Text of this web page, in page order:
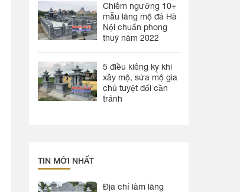
Chiêm ngưỡng 10+
mẫu lăng mộ đá Hà
Nội chuẩn phong
thuỷ năm 2022
5 điều kiêng kỵ khi
xây mộ, sửa mộ gia
chủ tuyệt đối cần
tránh
TIN MỚI NHẤT
Địa chỉ làm lăng